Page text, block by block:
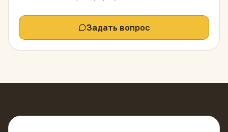
Задать вопрос